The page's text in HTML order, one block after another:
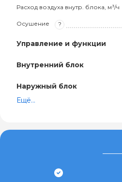
Расход воздуха внутр. блока, м³/ч
Осушение ?
Управление и функции
Внутренний блок
Наружный блок
Ещё...